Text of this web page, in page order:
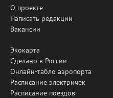
О проекте
Написать редакции
Вакансии
Экокарта
Сделано в России
Онлайн-табло аэропорта
Расписание электричек
Расписание поездов